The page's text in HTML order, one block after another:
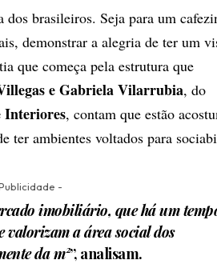
dos brasileiros. Seja para um
demonstrar a alegria de ter um
que começa pela estrutura que
e Gabriela Vilarrubia, do
, contam que estão
ter ambientes voltados para
-
imobiliário, que há um
valorizam a área social dos
da m²”, analisam.